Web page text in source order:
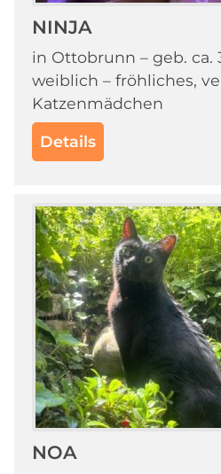
NINJA
in Ottobrunn – geb. ca.
weiblich – fröhliches,
Katzenmädchen
Details
NOA